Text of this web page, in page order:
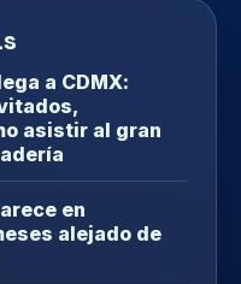
a CDMX:
asistir al gran
en
alejado de